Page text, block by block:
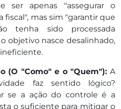
ser apenas "assegurar o
fiscal", mas sim "garantir que
tenha sido processada
objetivo nasce desalinhado,
(O "Como" e o "Quem"): A
faz sentido lógico?
se a ação do controle é a
o suficiente para mitigar o